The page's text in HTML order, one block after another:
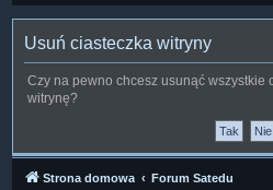
Usuń ciasteczka witryny
Czy na pewno chcesz usunąć wszystkie
witrynę?
Strona domowa Forum Satedu